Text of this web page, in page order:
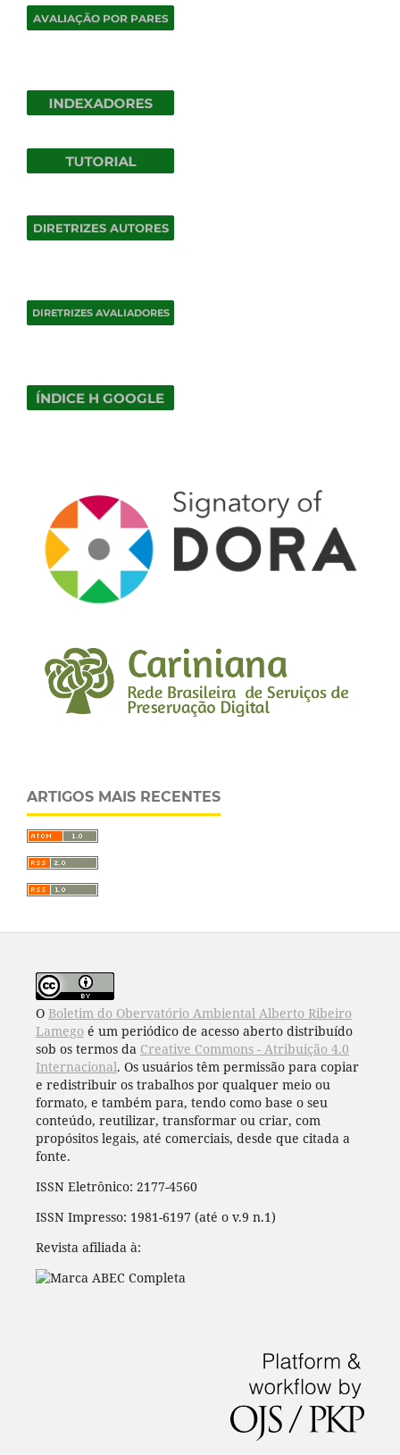
ARTIGOS MAIS RECENTES
O Boletim do Obervatório Ambiental Alberto Ribeiro
Lamego é um periódico de acesso aberto distribuído
sob os termos da Creative Commons - Atribuição 4.0
Internacional. Os usuários têm permissão para copiar
e redistribuir os trabalhos por qualquer meio ou
formato, e também para, tendo como base o seu
conteúdo, reutilizar, transformar ou criar, com
propósitos legais, até comerciais, desde que citada a
fonte.
ISSN Eletrônico: 2177-4560
ISSN Impresso: 1981-6197 (até o v.9 n.1)
Revista afiliada à: